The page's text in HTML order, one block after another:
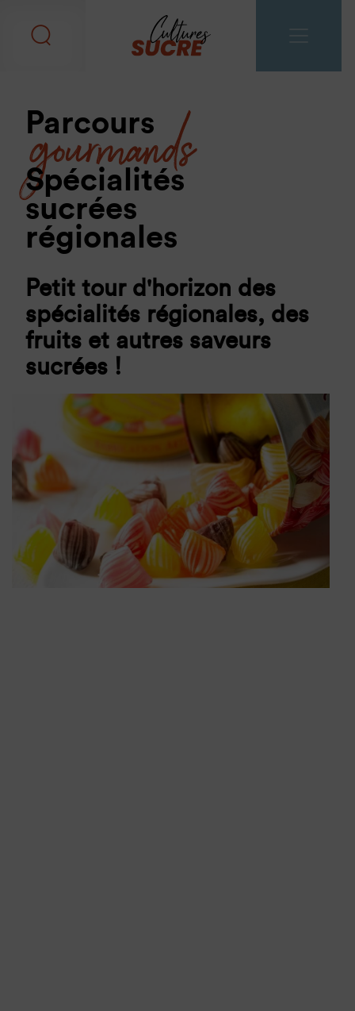
Parcours
gourmands
Spécialités
sucrées
régionales
Petit tour d'horizon des
spécialités régionales, des
fruits et autres saveurs
sucrées !